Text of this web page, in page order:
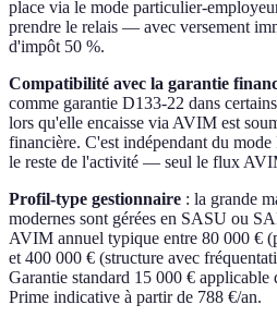
place via le mode particulier-
prendre le relais — avec versement
d'impôt 50 %.
Compatibilité avec la garantie
comme garantie D133-22 dans
lors qu'elle encaisse via AVIM est
financière. C'est indépendant du
le reste de l'activité — seul le flux
Profil-type gestionnaire : la grande
modernes sont gérées en SASU ou
AVIM annuel typique entre 80 000 €
et 400 000 € (structure avec
Garantie standard 15 000 € applicable
Prime indicative à partir de 788 €/an.